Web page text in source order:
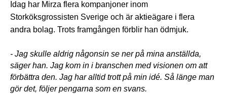
Idag har Mirza flera kompanjoner inom
Storköksgrossisten Sverige och är aktieägare i flera
andra bolag. Trots framgången förblir han ödmjuk.
- Jag skulle aldrig någonsin se ner på mina anställda,
säger han. Jag kom in i branschen med visionen om att
förbättra den. Jag har alltid trott på min idé. Så länge man
gör det, följer pengarna som en svans.